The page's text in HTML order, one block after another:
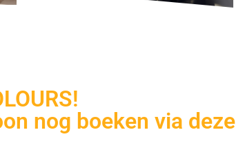
nog boeken via deze